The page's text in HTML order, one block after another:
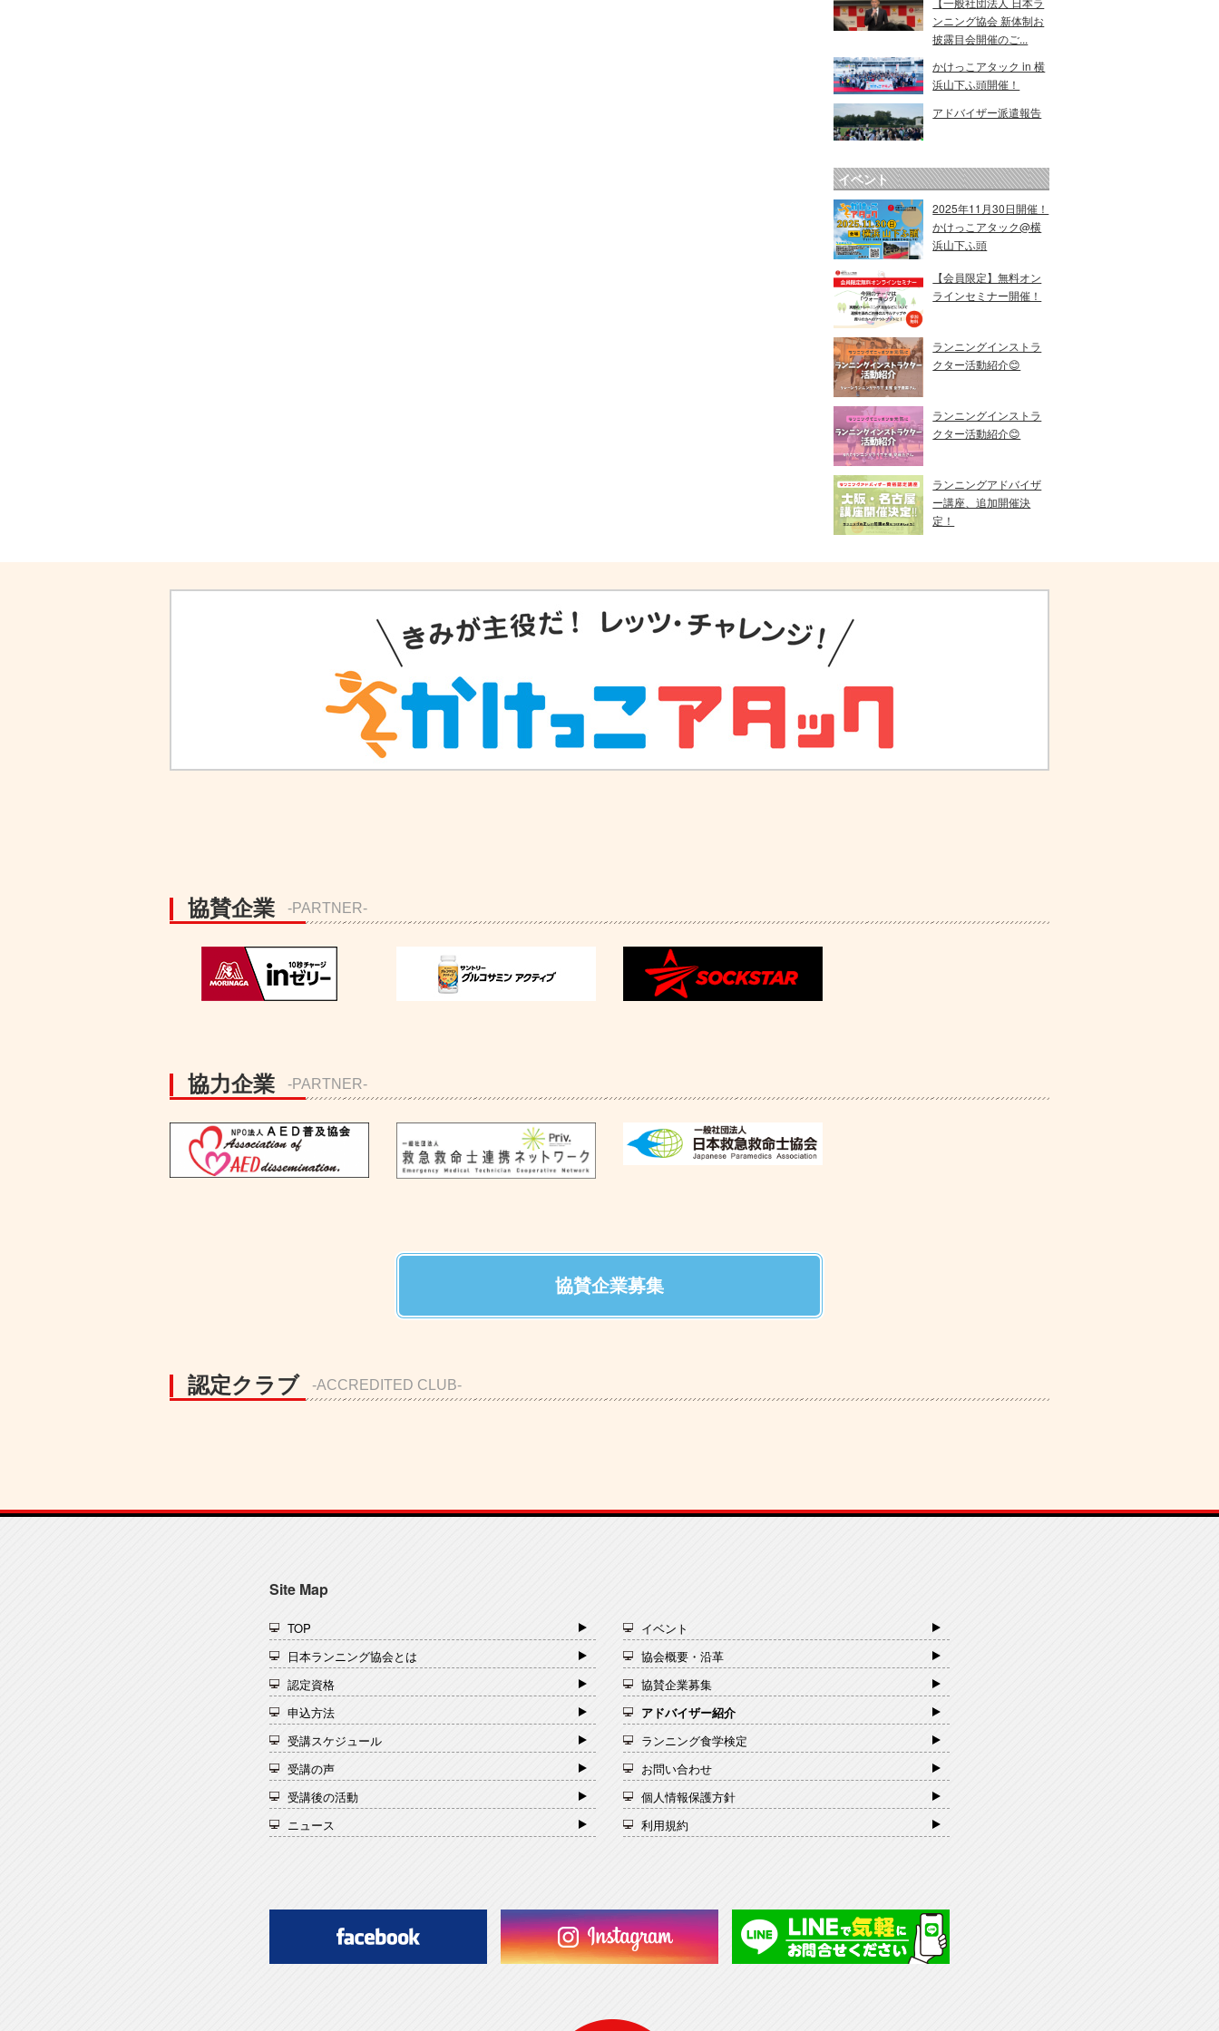
ンニング協会 新体制お
披露目会開催のご...
かけっこアタック in 横
浜山下ふ頭開催！
アドバイザー派遣報告
イベント
2025年11月30日開催！
かけっこアタック@横
浜山下ふ頭
【会員限定】無料オン
ラインセミナー開催！
ランニングインストラ
クター活動紹介😊
ランニングインストラ
クター活動紹介😊
ランニングアドバイザ
ー講座、追加開催決
定！
協賛企業 -PARTNER-
協力企業 -PARTNER-
協賛企業募集
認定クラブ -ACCREDITED CLUB-
Site Map
TOP
日本ランニング協会とは
認定資格
申込方法
受講スケジュール
受講の声
受講後の活動
ニュース
イベント
協会概要・沿革
協賛企業募集
アドバイザー紹介
ランニング食学検定
お問い合わせ
個人情報保護方針
利用規約